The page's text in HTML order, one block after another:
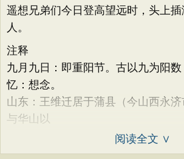
遥想兄弟们今日登高望远时，头上
人。
注释
九月九日：即重阳节。古以九为阳数
忆：想念。
山东：王维迁居于蒲县（今山西永
与华山以
阅读全文 ∨